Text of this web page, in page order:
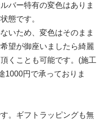
バー特有の変色はありま
態です。
いため、変色はそのまま
望が御座いましたら綺麗
くことも可能です。(施工
1000円で承っておりま
。ギフトラッピングも無